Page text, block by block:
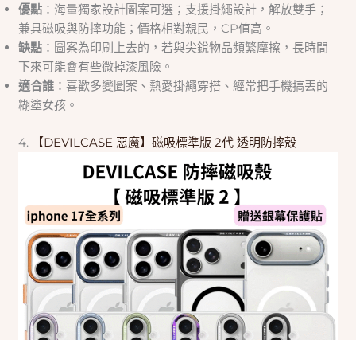
優點 ：海量獨家設計圖案可選；支援掛繩設計，解放雙手；
兼具磁吸與防摔功能；價格相對親民，CP值高。
缺點 ：圖案為印刷上去的，若與尖銳物品頻繁摩擦，長時間
下來可能會有些微掉漆風險。
適合誰 ：喜歡多變圖案、熱愛掛繩穿搭、經常把手機搞丟的
糊塗女孩。
4. 【DEVILCASE 惡魔】磁吸標準版 2代 透明防摔殼